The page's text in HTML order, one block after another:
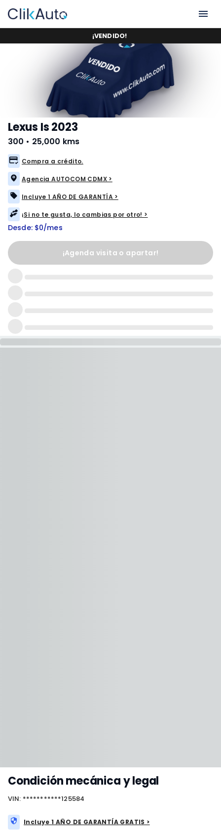
Condición mecánica y legal
VIN: ***********125584
Incluye 1 AÑO DE GARANTÍA GRATIS >
¡VENDIDO!
Lexus Is 2023
300 • 25,000 kms
Compra a crédito.
Agencia AUTOCOM CDMX >
Incluye 1 AÑO DE GARANTÍA >
¡Si no te gusta, lo cambias por otro! >
Desde: $0/mes
¡Agenda visita o apartar!